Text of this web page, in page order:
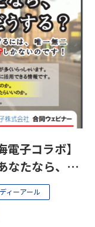
子コラボ】
なたなら、ど
ィーアール